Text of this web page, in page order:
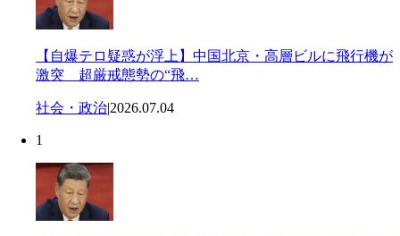
【自爆テロ疑惑が浮上】中国北京・高層ビルに飛行機が
激突 超厳戒態勢の“飛…
社会・政治|2026.07.04
1